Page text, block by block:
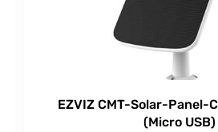
EZVIZ CMT-Solar-Panel-
(Micro USB)